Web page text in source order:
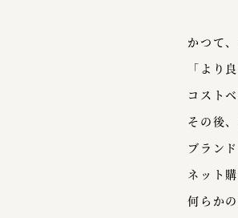
かつて
「より
コスト
その後
ブラン
ネット
何らか